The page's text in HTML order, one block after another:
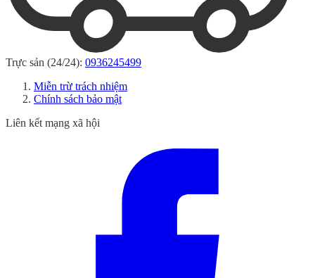
Trực sản (24/24): 0936245499
Miễn trừ trách nhiệm
Chính sách bảo mật
Liên kết mạng xã hội